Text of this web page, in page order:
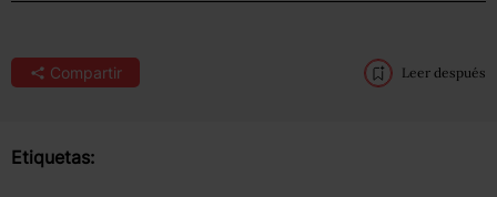
Compartir Leer después
Etiquetas: